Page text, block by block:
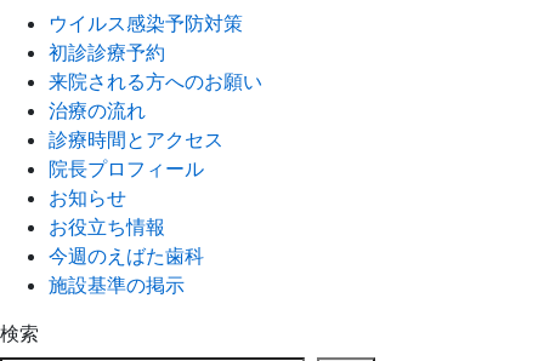
ウイルス感染予防対策
初診診療予約
来院される方へのお願い
治療の流れ
診療時間とアクセス
院長プロフィール
お知らせ
お役立ち情報
今週のえばた歯科
施設基準の掲示
検索